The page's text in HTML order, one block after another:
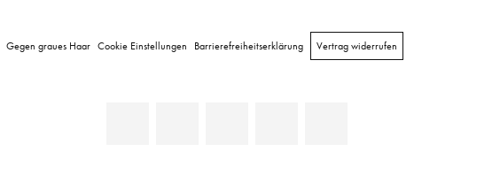
Gegen graues Haar Cookie Einstellungen Barrierefreiheitserklärung Vertrag widerrufen